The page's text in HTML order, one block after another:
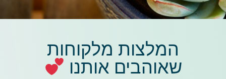
המלצות מלקוחות
שאוהבים אותנו